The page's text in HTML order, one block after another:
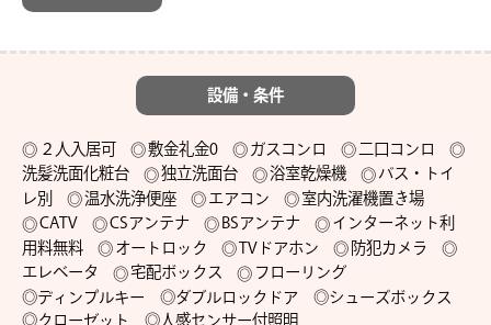
設備・条件
２人入居可 敷金礼金0 ガスコンロ
二口コンロ
洗髪洗面化粧台
独立洗面台 浴室乾燥機
バス・トイ
レ別
温水洗浄便座 エアコン
室内洗濯機置き場
CATV
CSアンテナ BSアンテナ
インターネット利
用料無料
オートロック TVドアホン
防犯カメラ
エレベータ
宅配ボックス
フローリング
◎ディンプルキー　◎ダブルロックドア　◎シューズボックス
◎クローゼット　◎人感センサー付照明